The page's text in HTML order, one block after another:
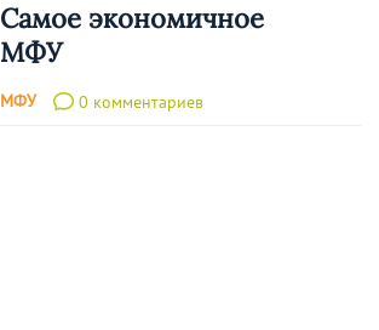
Самое экономичное
МФУ
МФУ 0 комментариев